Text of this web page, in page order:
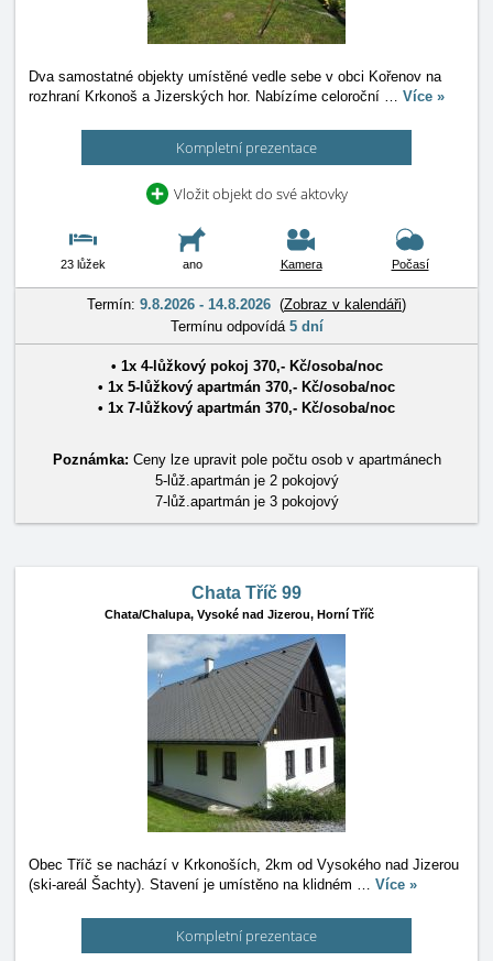
Dva samostatné objekty umístěné vedle sebe v obci Kořenov na
rozhraní Krkonoš a Jizerských hor. Nabízíme celoroční … Více »
Kompletní prezentace
Vložit objekt do své aktovky
23 lůžek ano Kamera Počasí
Termín: 9.8.2026 - 14.8.2026 (Zobraz v kalendáři)
Termínu odpovídá 5 dní
• 1x 4-lůžkový pokoj 370,- Kč/osoba/noc
• 1x 5-lůžkový apartmán 370,- Kč/osoba/noc
• 1x 7-lůžkový apartmán 370,- Kč/osoba/noc
Poznámka: Ceny lze upravit pole počtu osob v apartmánech
5-lůž.apartmán je 2 pokojový
7-lůž.apartmán je 3 pokojový
Chata Tříč 99
Chata/Chalupa, Vysoké nad Jizerou, Horní Tříč
Obec Tříč se nachází v Krkonoších, 2km od Vysokého nad Jizerou
(ski-areál Šachty). Stavení je umístěno na klidném … Více »
Kompletní prezentace